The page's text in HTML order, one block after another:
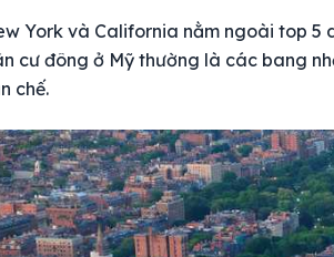
York và California nằm ngoài top 5
cư đông ở Mỹ thường là các bang
chế.